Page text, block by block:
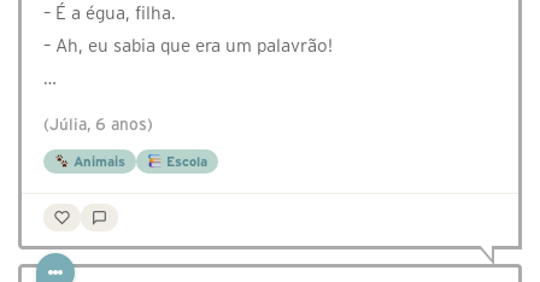
– É a égua, filha.
– Ah, eu sabia que era um palavrão!
…
(Júlia, 6 anos)
Animais Escola